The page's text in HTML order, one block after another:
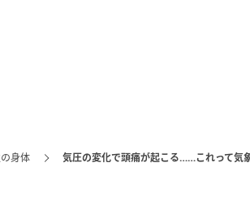
身体 気圧の変化で頭痛が起こる……これって